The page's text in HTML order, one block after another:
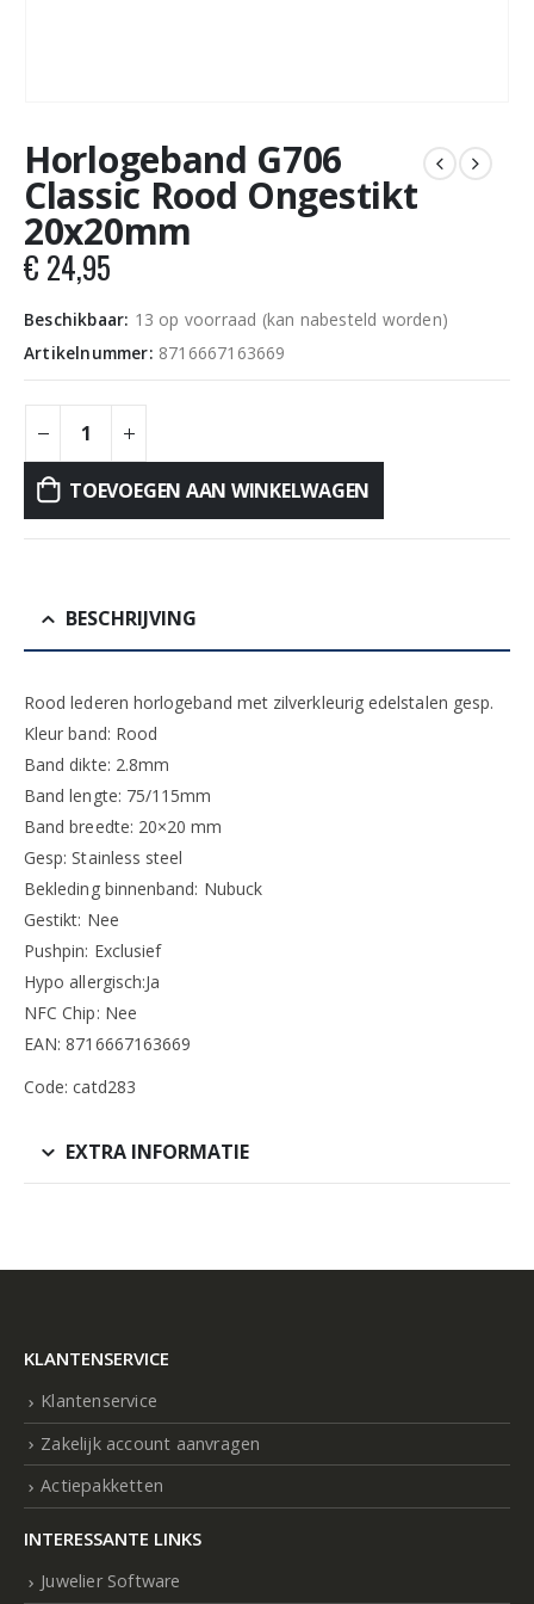
Horlogeband G706
Classic Rood Ongestikt
20x20mm
€ 24,95
Beschikbaar: 13 op voorraad (kan nabesteld worden)
Artikelnummer: 8716667163669
TOEVOEGEN AAN WINKELWAGEN
BESCHRIJVING
Rood lederen horlogeband met zilverkleurig edelstalen gesp.
Kleur band: Rood
Band dikte: 2.8mm
Band lengte: 75/115mm
Band breedte: 20×20 mm
Gesp: Stainless steel
Bekleding binnenband: Nubuck
Gestikt: Nee
Pushpin: Exclusief
Hypo allergisch:Ja
NFC Chip: Nee
EAN: 8716667163669
Code: catd283
EXTRA INFORMATIE
KLANTENSERVICE
Klantenservice
Zakelijk account aanvragen
Actiepakketten
INTERESSANTE LINKS
Juwelier Software